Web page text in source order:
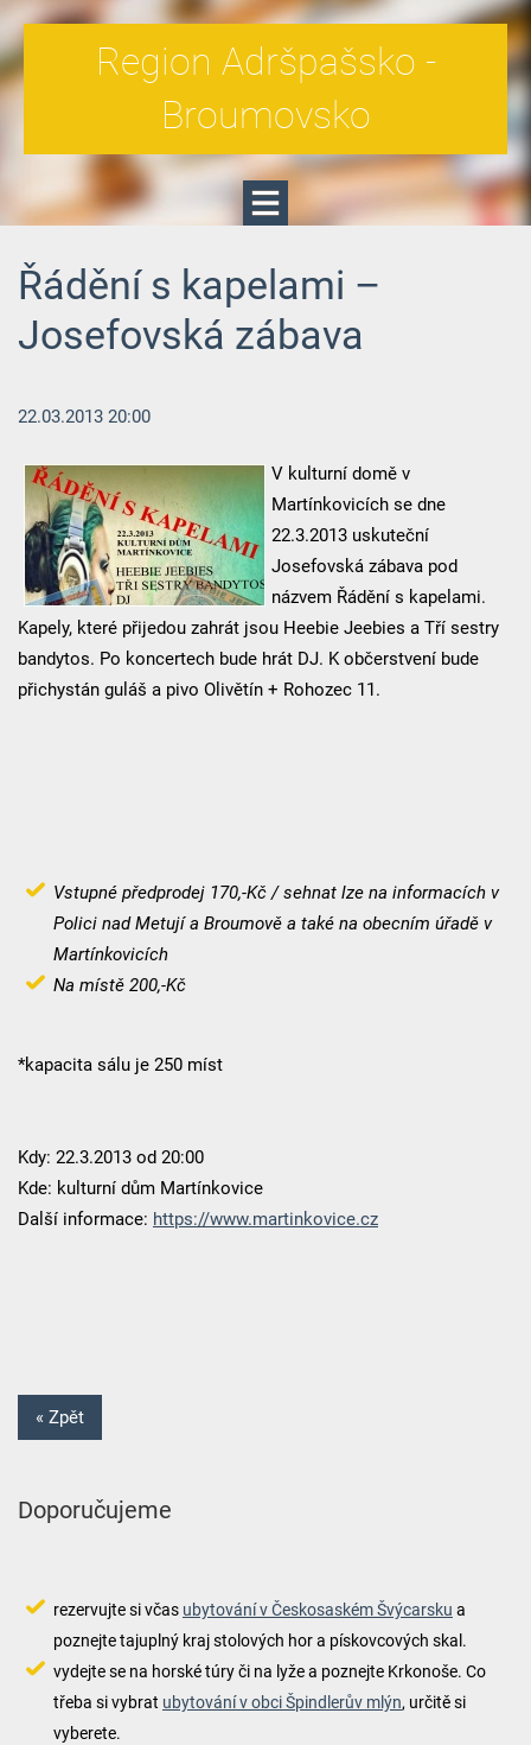
Region Adršpašsko -
Broumovsko
Řádění s kapelami –
Josefovská zábava
22.03.2013 20:00
V kulturní domě v
Martínkovicích se dne
22.3.2013 uskuteční
Josefovská zábava pod
názvem Řádění s kapelami.
Kapely, které přijedou zahrát jsou Heebie Jeebies a Tří sestry
bandytos. Po koncertech bude hrát DJ. K občerstvení bude
přichystán guláš a pivo Olivětín + Rohozec 11.
Vstupné předprodej 170,-Kč / sehnat lze na informacích v
Polici nad Metují a Broumově a také na obecním úřadě v
Martínkovicích
Na místě 200,-Kč
*kapacita sálu je 250 míst
Kdy: 22.3.2013 od 20:00
Kde: kulturní dům Martínkovice
Další informace: https://www.martinkovice.cz
« Zpět
Doporučujeme
rezervujte si včas ubytování v Českosaském Švýcarsku a
poznejte tajuplný kraj stolových hor a pískovcových skal.
vydejte se na horské túry či na lyže a poznejte Krkonoše. Co
třeba si vybrat ubytování v obci Špindlerův mlýn, určitě si
vyberete.